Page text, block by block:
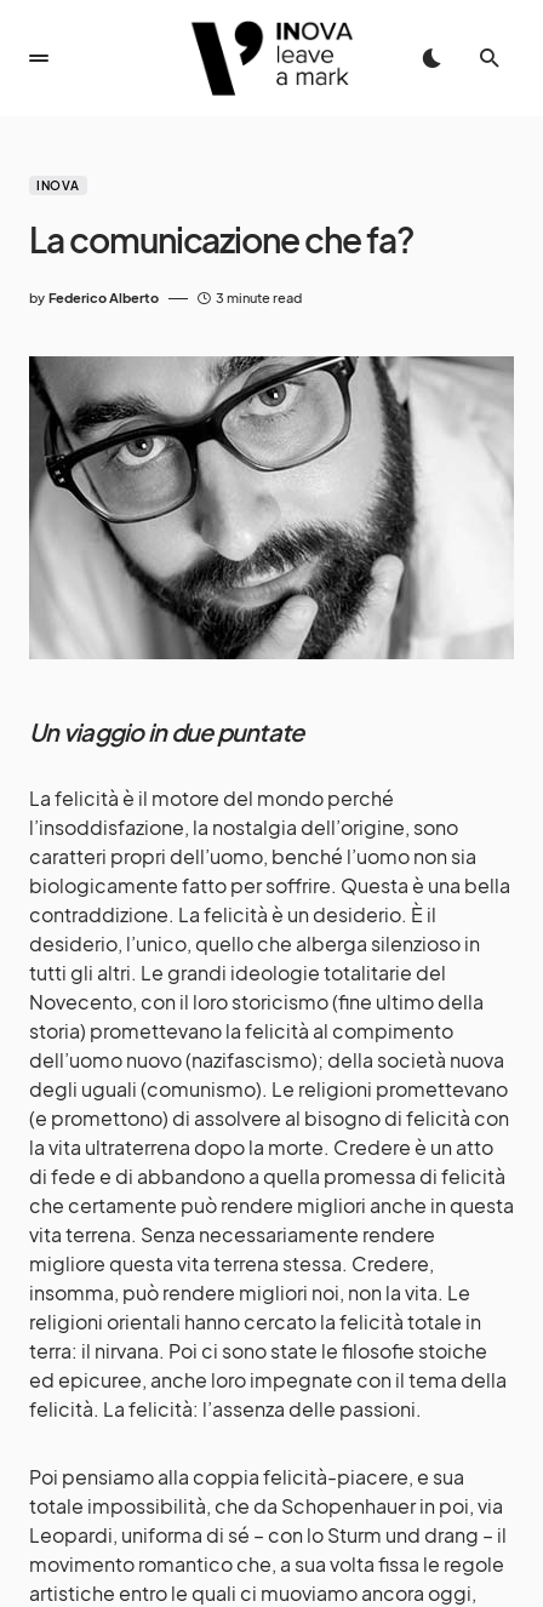
INOVA
La comunicazione che fa?
by Federico Alberto 3 minute read
Un viaggio in due puntate
La felicità è il motore del mondo perché
l’insoddisfazione, la nostalgia dell’origine, sono
caratteri propri dell’uomo, benché l’uomo non sia
biologicamente fatto per soffrire. Questa è una bella
contraddizione. La felicità è un desiderio. È il
desiderio, l’unico, quello che alberga silenzioso in
tutti gli altri. Le grandi ideologie totalitarie del
Novecento, con il loro storicismo (fine ultimo della
storia) promettevano la felicità al compimento
dell’uomo nuovo (nazifascismo); della società nuova
degli uguali (comunismo). Le religioni promettevano
(e promettono) di assolvere al bisogno di felicità con
la vita ultraterrena dopo la morte. Credere è un atto
di fede e di abbandono a quella promessa di felicità
che certamente può rendere migliori anche in questa
vita terrena. Senza necessariamente rendere
migliore questa vita terrena stessa. Credere,
insomma, può rendere migliori noi, non la vita. Le
religioni orientali hanno cercato la felicità totale in
terra: il nirvana. Poi ci sono state le filosofie stoiche
ed epicuree, anche loro impegnate con il tema della
felicità. La felicità: l’assenza delle passioni.
Poi pensiamo alla coppia felicità-piacere, e sua
totale impossibilità, che da Schopenhauer in poi, via
Leopardi, uniforma di sé – con lo Sturm und drang – il
movimento romantico che, a sua volta fissa le regole
artistiche entro le quali ci muoviamo ancora oggi,